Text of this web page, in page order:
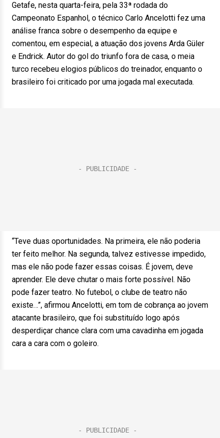
Getafe, nesta quarta-feira, pela 33ª rodada do
Campeonato Espanhol, o técnico Carlo Ancelotti fez uma
análise franca sobre o desempenho da equipe e
comentou, em especial, a atuação dos jovens Arda Güler
e Endrick. Autor do gol do triunfo fora de casa, o meia
turco recebeu elogios públicos do treinador, enquanto o
brasileiro foi criticado por uma jogada mal executada.
“Teve duas oportunidades. Na primeira, ele não poderia
ter feito melhor. Na segunda, talvez estivesse impedido,
mas ele não pode fazer essas coisas. É jovem, deve
aprender. Ele deve chutar o mais forte possível. Não
pode fazer teatro. No futebol, o clube de teatro não
existe…”, afirmou Ancelotti, em tom de cobrança ao jovem
atacante brasileiro, que foi substituído logo após
desperdiçar chance clara com uma cavadinha em jogada
cara a cara com o goleiro.